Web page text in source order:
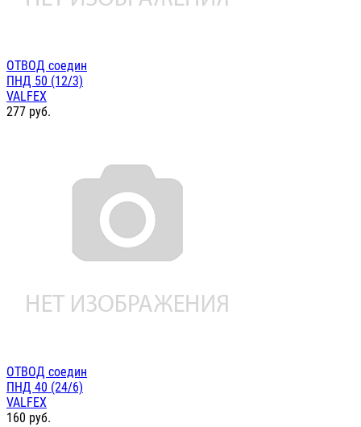
ОТВОД соедин
ПНД 50 (12/3)
VALFEX
277 руб.
ОТВОД соедин
ПНД 40 (24/6)
VALFEX
160 руб.